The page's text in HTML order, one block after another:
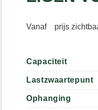
Vanaf prijs
Capaciteit
Lastzwaartepunt
Ophanging